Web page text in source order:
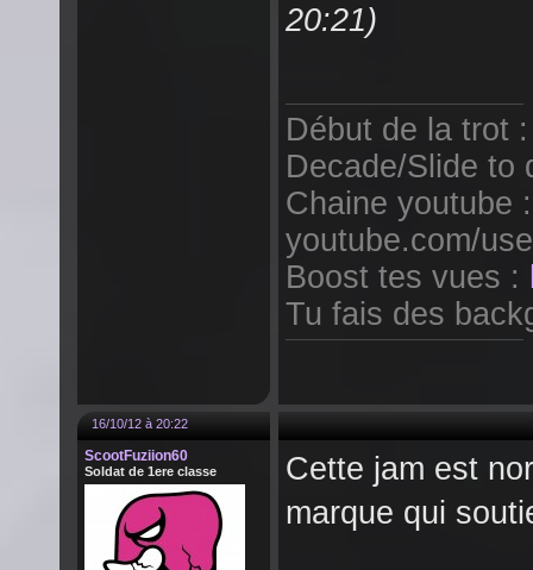
20:21)
Début de la trot
Decade/Slide to
Chaine youtube :
youtube.com/
Boost tes vues :
Tu fais des
16/10/12 à 20:22
ScootFuziion60
Soldat de 1ere classe
Cette jam est
marque qui